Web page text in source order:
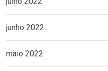
junho 2022
maio 2022